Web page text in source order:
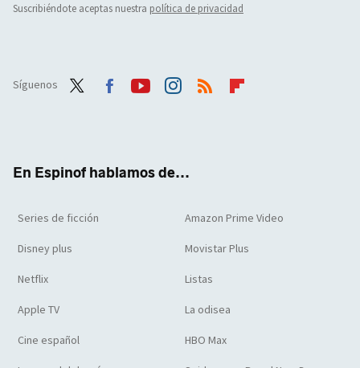
Suscribiéndote aceptas nuestra política de privacidad
Síguenos
En Espinof hablamos de...
Series de ficción Amazon Prime Video
Disney plus Movistar Plus
Netflix Listas
Apple TV La odisea
Cine español HBO Max